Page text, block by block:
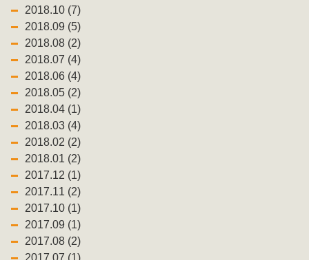
2018.10 (7)
2018.09 (5)
2018.08 (2)
2018.07 (4)
2018.06 (4)
2018.05 (2)
2018.04 (1)
2018.03 (4)
2018.02 (2)
2018.01 (2)
2017.12 (1)
2017.11 (2)
2017.10 (1)
2017.09 (1)
2017.08 (2)
2017.07 (1)